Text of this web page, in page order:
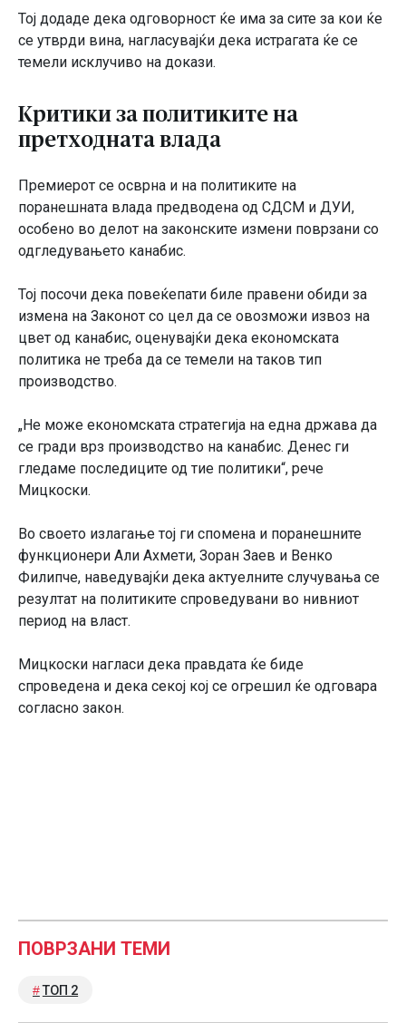
Тој додаде дека одговорност ќе има за сите за кои ќе
се утврди вина, нагласувајќи дека истрагата ќе се
темели исклучиво на докази.
Критики за политиките на
претходната влада
Премиерот се осврна и на политиките на
поранешната влада предводена од СДСМ и ДУИ,
особено во делот на законските измени поврзани со
одгледувањето канабис.
Тој посочи дека повеќепати биле правени обиди за
измена на Законот со цел да се овозможи извоз на
цвет од канабис, оценувајќи дека економската
политика не треба да се темели на таков тип
производство.
„Не може економската стратегија на една држава да
се гради врз производство на канабис. Денес ги
гледаме последиците од тие политики“, рече
Мицкоски.
Во своето излагање тој ги спомена и поранешните
функционери Али Ахмети, Зоран Заев и Венко
Филипче, наведувајќи дека актуелните случувања се
резултат на политиките спроведувани во нивниот
период на власт.
Мицкоски нагласи дека правдата ќе биде
спроведена и дека секој кој се огрешил ќе одговара
согласно закон.
ПОВРЗАНИ ТЕМИ
ТОП 2